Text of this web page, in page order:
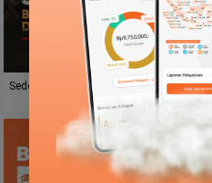
Sedekah Bantu Veteran Dan Keluarga